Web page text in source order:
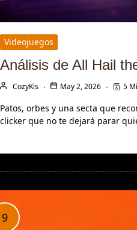
Videojuegos
Análisis de All Hail
CozyKis May 2, 2026 5
Patos, orbes y una secta que
clicker que no te dejará parar